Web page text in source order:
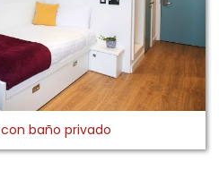
baño privado